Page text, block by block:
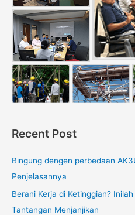
Recent Post
Bingung dengen perbedaan
Penjelasannya
Berani Kerja di Ketinggian?
Tantangan Menjanjikan